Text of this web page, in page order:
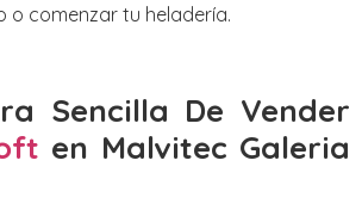
o comenzar tu heladería.
Sencilla De Vender
en Malvitec Galeria